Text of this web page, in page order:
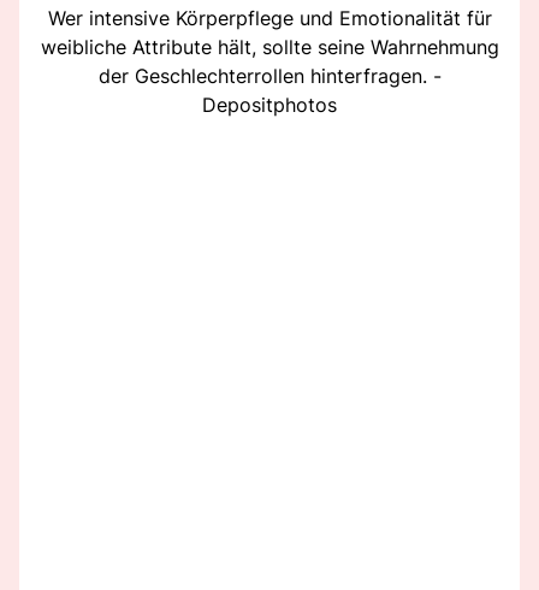
Wer intensive Körperpflege und Emotionalität für
weibliche Attribute hält, sollte seine Wahrnehmung
der Geschlechterrollen hinterfragen. -
Depositphotos